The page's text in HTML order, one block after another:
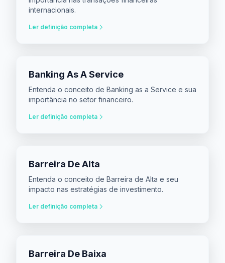
internacionais.
Ler definição completa
Banking As A Service
Entenda o conceito de Banking as a Service e sua
importância no setor financeiro.
Ler definição completa
Barreira De Alta
Entenda o conceito de Barreira de Alta e seu
impacto nas estratégias de investimento.
Ler definição completa
Barreira De Baixa